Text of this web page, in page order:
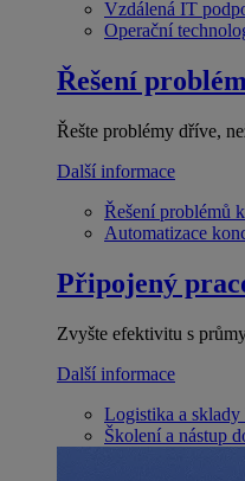
Vzdálená IT
Operační
Řešení
Řešte problémy dříve,
Další informace
Řešení problémů
Automatizace
Připojený
Zvyšte efektivitu s
Další informace
Logistika a sklady
Školení a nástup